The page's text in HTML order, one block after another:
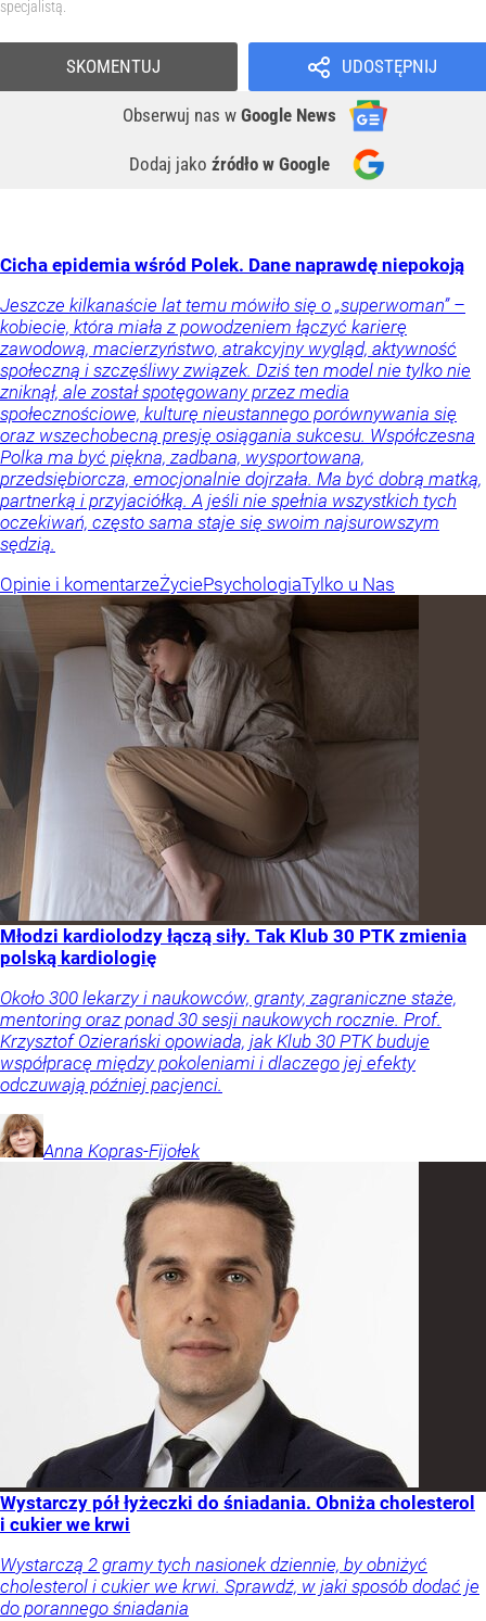
specjalistą.
UDOSTĘPNIJ
Obserwuj nas w Google News
Dodaj jako źródło w Google
SKOMENTUJ
Cicha epidemia wśród Polek. Dane naprawdę niepokoją
Jeszcze kilkanaście lat temu mówiło się o „superwoman” –
kobiecie, która miała z powodzeniem łączyć karierę
zawodową, macierzyństwo, atrakcyjny wygląd, aktywność
społeczną i szczęśliwy związek. Dziś ten model nie tylko nie
zniknął, ale został spotęgowany przez media
społecznościowe, kulturę nieustannego porównywania się
oraz wszechobecną presję osiągania sukcesu. Współczesna
Polka ma być piękna, zadbana, wysportowana,
przedsiębiorcza, emocjonalnie dojrzała. Ma być dobrą matką,
partnerką i przyjaciółką. A jeśli nie spełnia wszystkich tych
oczekiwań, często sama staje się swoim najsurowszym
sędzią.
Opinie i komentarzeŻyciePsychologiaTylko u Nas
Młodzi kardiolodzy łączą siły. Tak Klub 30 PTK zmienia
polską kardiologię
Około 300 lekarzy i naukowców, granty, zagraniczne staże,
mentoring oraz ponad 30 sesji naukowych rocznie. Prof.
Krzysztof Ozierański opowiada, jak Klub 30 PTK buduje
współpracę między pokoleniami i dlaczego jej efekty
odczuwają później pacjenci.
Anna Kopras-Fijołek
Wystarczy pół łyżeczki do śniadania. Obniża cholesterol
i cukier we krwi
Wystarczą 2 gramy tych nasionek dziennie, by obniżyć
cholesterol i cukier we krwi. Sprawdź, w jaki sposób dodać je
do porannego śniadania